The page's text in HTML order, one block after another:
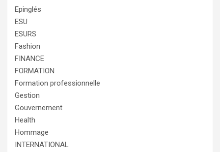
Epinglés
ESU
ESURS
Fashion
FINANCE
FORMATION
Formation professionnelle
Gestion
Gouvernement
Health
Hommage
INTERNATIONAL